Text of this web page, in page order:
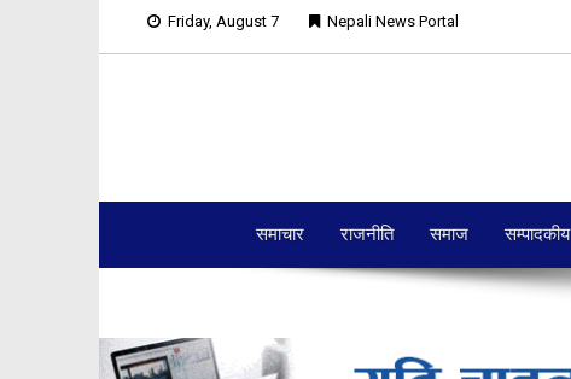
Friday, August 7 Nepali News Portal
समाचार राजनीति समाज सम्पादकीय